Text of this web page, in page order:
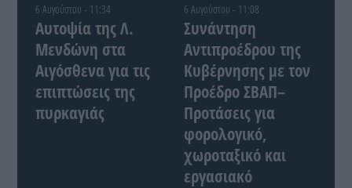
6 Αυγούστου - 11:34
Αυτοψία της Λ.
Μενδώνη στα
Αιγόσθενα για τις
επιπτώσεις της
πυρκαγιάς
6 Αυγούστου - 11:08
Συνάντηση
Αντιπροέδρου της
Κυβέρνησης με τον
Προέδρο ΣΒΑΠ–
Προτάσεις για
φορολογικό,
χωροταξικό και
εργασιακό